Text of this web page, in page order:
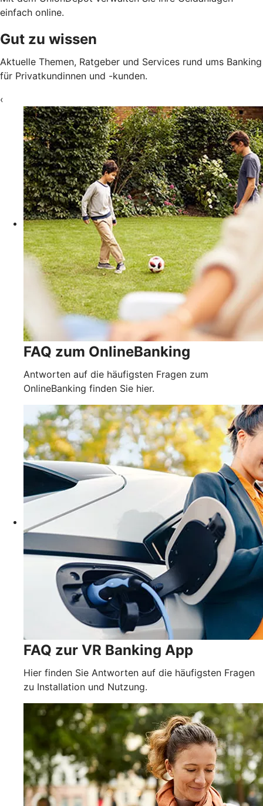
einfach online.
Gut zu wissen
Aktuelle Themen, Ratgeber und Services rund ums Banking
für Privatkundinnen und -kunden.
‹
FAQ zum OnlineBanking
Antworten auf die häufigsten Fragen zum
OnlineBanking finden Sie hier.
FAQ zur VR Banking App
Hier finden Sie Antworten auf die häufigsten Fragen
zu Installation und Nutzung.